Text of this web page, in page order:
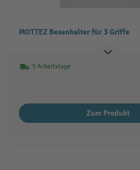
MOTTEZ Besenhalter für 3 Griffe
5 Arbeitstage
Zum Produkt